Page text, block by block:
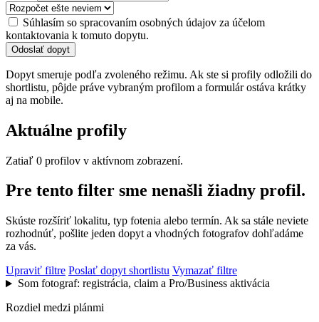
Súhlasím so spracovaním osobných údajov za účelom
kontaktovania k tomuto dopytu.
Odoslať dopyt
Dopyt smeruje podľa zvoleného režimu. Ak ste si profily odložili do
shortlistu, pôjde práve vybraným profilom a formulár ostáva krátky
aj na mobile.
Aktuálne profily
Zatiaľ 0 profilov v aktívnom zobrazení.
Pre tento filter sme nenašli žiadny profil.
Skúste rozšíriť lokalitu, typ fotenia alebo termín. Ak sa stále neviete
rozhodnúť, pošlite jeden dopyt a vhodných fotografov dohľadáme
za vás.
Upraviť filtre Poslať dopyt shortlistu Vymazať filtre
Som fotograf: registrácia, claim a Pro/Business aktivácia
Rozdiel medzi plánmi